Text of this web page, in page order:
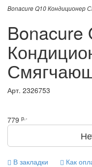
Bonacure Q10 Кондиционер
Bonacure
Арт. 2326753
779 р.-
В закладки Как